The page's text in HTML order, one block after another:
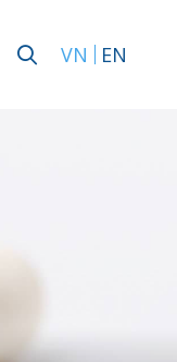
VN EN